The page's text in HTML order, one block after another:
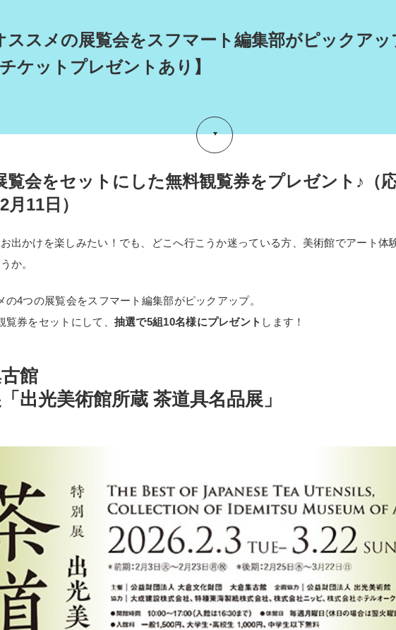
ススメの展覧会をスフマート編集部がピックアッ
ケットプレゼントあり】
覧会をセットにした無料観覧券をプレゼント♪（
月11日）
出かけを楽しみたい！でも、どこへ行こうか迷っている方、美術館でアート体
か。
の4つの展覧会をスフマート編集部がピックアップ。
覧券をセットにして、 抽選で5組10名様にプレゼント します！
館
出光美術館所蔵 茶道具名品展」